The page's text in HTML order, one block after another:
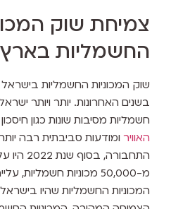
צמיחת שוק
החשמליות בארץ
שוק המכוניות החשמליות
בשנים האחרונות. יותר ויותר
חשמליות מסיבות שונות כגון
האווירומודעות סביבתית רבה יותר.
התחבורה,